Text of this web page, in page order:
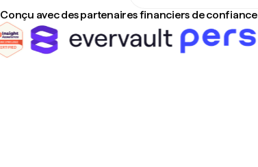
Conçu avec des partenaires financiers de confiance